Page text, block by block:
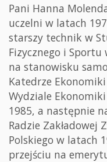
Pani Hanna
uczelni w latach
starszy technik w
Fizycznego i
na stanowisku
Katedrze
Wydziale
1985, a następnie
Radzie Zakładowej
Polskiego w latach
przejściu na